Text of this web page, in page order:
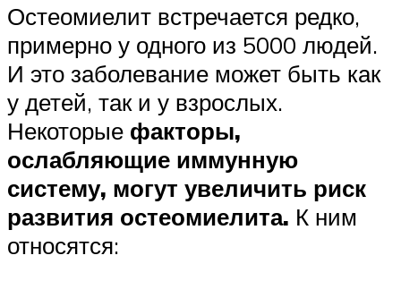
Остеомиелит встречается редко,
примерно у одного из 5000 людей.
И это заболевание может быть как
у детей, так и у взрослых.
Некоторые факторы,
ослабляющие иммунную
систему, могут увеличить риск
развития остеомиелита. К ним
относятся: